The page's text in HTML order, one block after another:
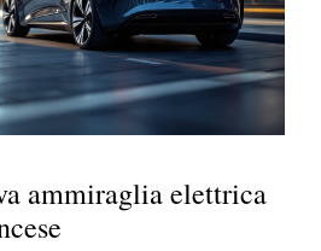
ammiraglia elettrica